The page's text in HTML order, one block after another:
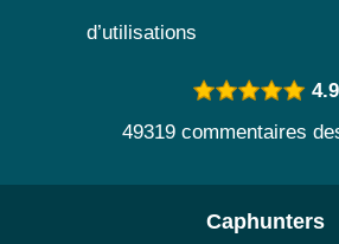
d’utilisations
4.9
49319 commentaires
Caphunters